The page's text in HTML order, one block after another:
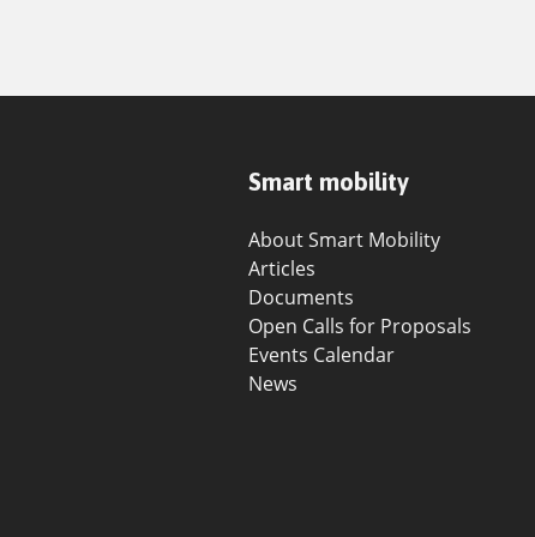
Smart mobility
About Smart Mobility
Articles
Documents
Open Calls for Proposals
Events Calendar
News